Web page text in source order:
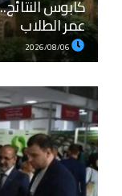
عمر الطلاب